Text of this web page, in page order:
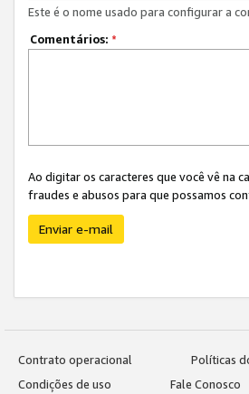
Este é o nome usado para configurar a
Comentários: *
Ao digitar os caracteres que você vê na
fraudes e abusos para que possamos
Enviar e-mail
Contrato operacional
Políticas
Condições de uso
Fale Conosco